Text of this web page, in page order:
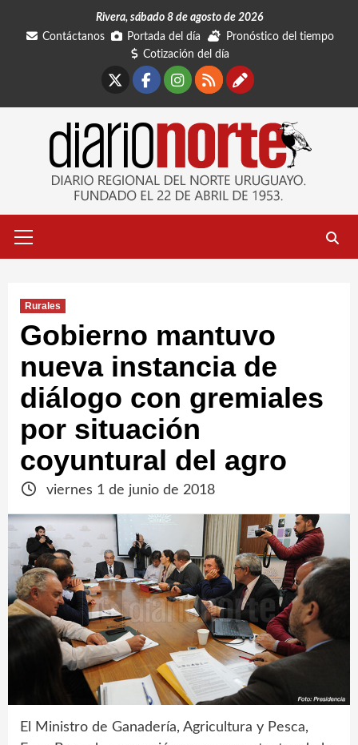
Rivera, sábado 8 de agosto de 2026
Contáctanos
Portada del día
Pronóstico del tiempo
Cotización del día
Facebook
Instagram
RSSContáctanos
primario
Rurales
Gobierno mantuvo
nueva instancia de
diálogo con gremiales
por situación
coyuntural del agro
viernes 1 de junio de 2018
El Ministro de Ganadería, Agricultura y Pesca,